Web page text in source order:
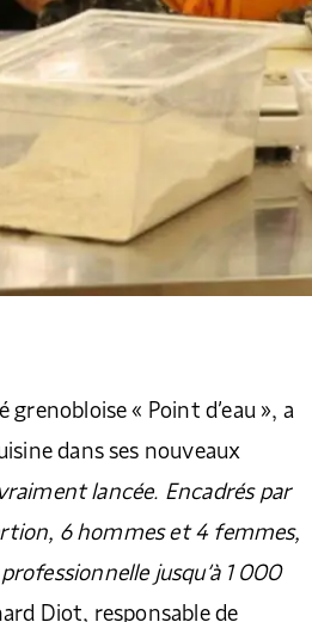
« Point d’eau », a
dans ses nouveaux
lancée. Encadrés par
6 hommes et 4 femmes,
jusqu’à 1 000
Diot, responsable de